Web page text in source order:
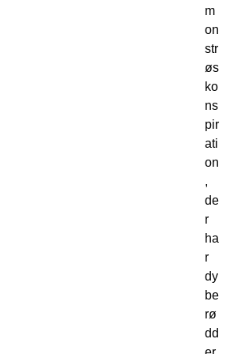
m
on
str
øs
ko
ns
pir
ati
on
,
de
r
ha
r
dy
be
rø
dd